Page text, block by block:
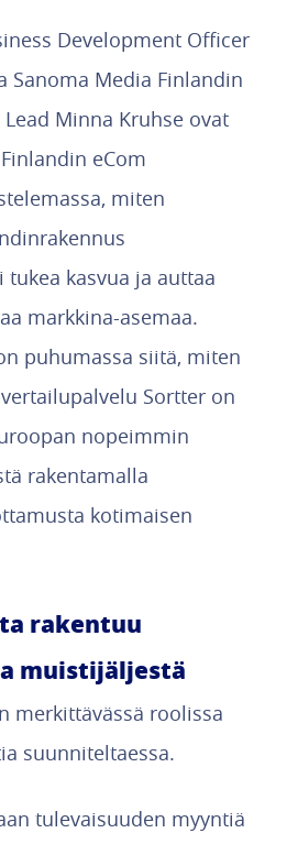
Development Officer
Sanoma Media Finlandin
Minna Kruhse ovat
eCom
miten
kasvua ja auttaa
markkina-asemaa.
puhumassa siitä, miten
Sortter on
nopeimmin
rakentamalla
kotimaisen
rakentuu
muistijäljestä
merkittävässä roolissa
suunniteltaessa.
tulevaisuuden myyntiä